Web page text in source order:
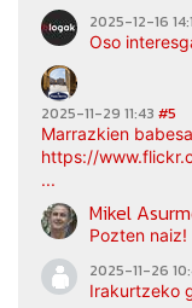
2025-12-16
Oso
2025-11-29 11:43 #5
Marrazkien
https://
...
Mikel
Pozten naiz!
2025-11-26
Irakurtzeko